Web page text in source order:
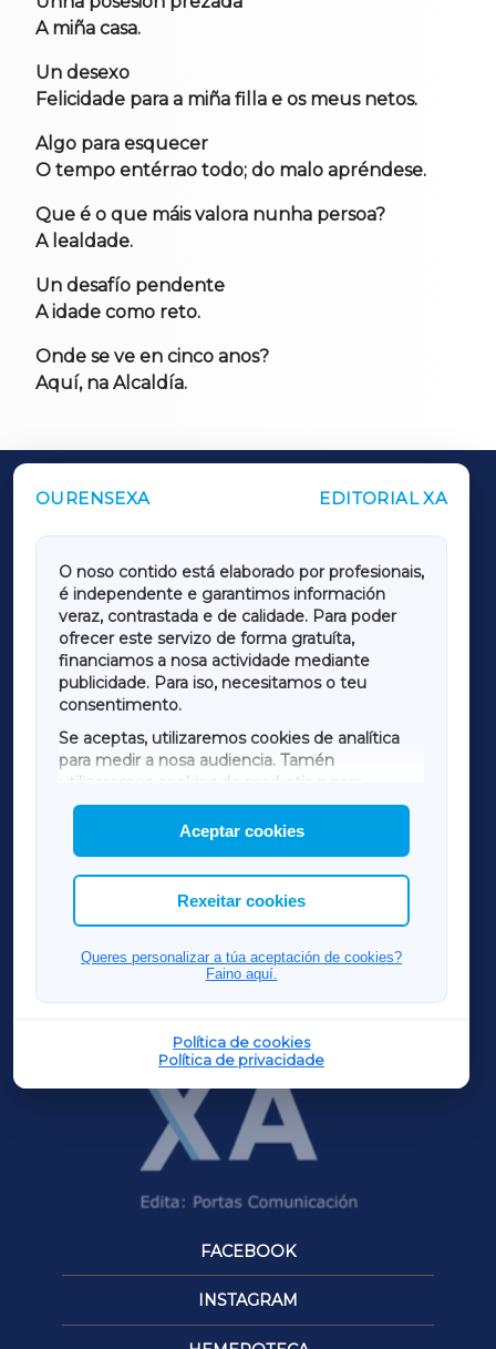
A miña casa.
Un desexo
Felicidade para a miña filla e os meus netos.
Algo para esquecer
O tempo entérrao todo; do malo apréndese.
Que é o que máis valora nunha persoa?
A lealdade.
Un desafío pendente
A idade como reto.
Onde se ve en cinco anos?
Aquí, na Alcaldía.
OURENSEXA EDITORIAL XA
O noso contido está elaborado por profesionais,
é independente e garantimos información
veraz, contrastada e de calidade. Para poder
ofrecer este servizo de forma gratuíta,
financiamos a nosa actividade mediante
publicidade. Para iso, necesitamos o teu
consentimento.
Se aceptas, utilizaremos cookies de analítica
para medir a nosa audiencia. Tamén
utilizaremos
cookies de marketing
mostrar publicidade de terceiros.
Así mesmo, podes personalizar a elección das
cookies que desexas permitir.
Aceptar cookies
Rexeitar cookies
Queres personalizar a túa aceptación de cookies?
Faino aquí.
Política de cookies
Política de privacidade
OUTROS PERIÓDICOS
LUGOXA
TERRACHAXA
AMARIÑAXA
RIBEIRASACRAXA
ACORUÑAXA
FERROLXA
OURENSEXA
FACEBOOK
INSTAGRAM